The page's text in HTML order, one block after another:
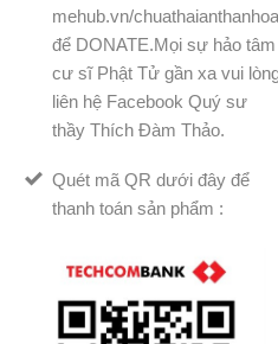
mehub.vn/
để DONATE.Mọi sự hảo tâm
cư sĩ Phật Tử gần xa vui
liên hệ Facebook Quý sư
thầy Thích Đàm Thảo.
Quét mã QR dưới đây để
thanh toán sản phẩm :